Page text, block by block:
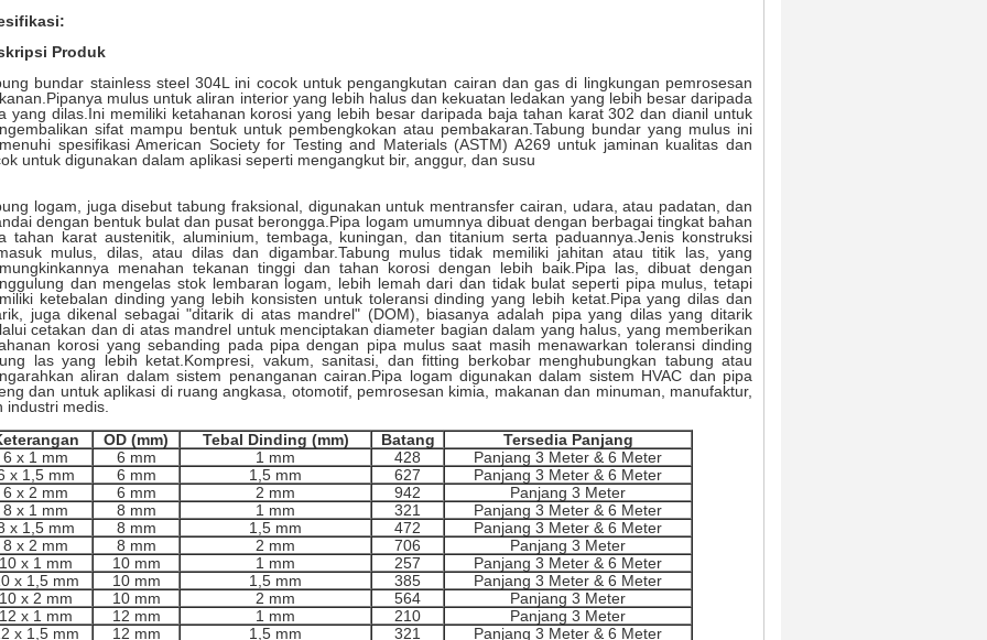
Produk
bundar stainless steel 304L ini cocok untuk pengangkutan cairan dan gas di lingkungan pemrosesan
mulus untuk aliran interior yang lebih halus dan kekuatan ledakan yang lebih besar daripada
yang dilas.Ini memiliki ketahanan korosi yang lebih besar daripada baja tahan karat 302 dan dianil untuk
sifat mampu bentuk untuk pembengkokan atau pembakaran.Tabung bundar yang mulus ini
spesifikasi American Society for Testing and Materials (ASTM) A269 untuk jaminan kualitas dan
untuk digunakan dalam aplikasi seperti mengangkut bir, anggur, dan susu
logam, juga disebut tabung fraksional, digunakan untuk mentransfer cairan, udara, atau padatan, dan
dengan bentuk bulat dan pusat berongga.Pipa logam umumnya dibuat dengan berbagai tingkat bahan
tahan karat austenitik, aluminium, tembaga, kuningan, dan titanium serta paduannya.Jenis konstruksi
mulus, dilas, atau dilas dan digambar.Tabung mulus tidak memiliki jahitan atau titik las, yang
menahan tekanan tinggi dan tahan korosi dengan lebih baik.Pipa las, dibuat dengan
dan mengelas stok lembaran logam, lebih lemah dari dan tidak bulat seperti pipa mulus, tetapi
ketebalan dinding yang lebih konsisten untuk toleransi dinding yang lebih ketat.Pipa yang dilas dan
juga dikenal sebagai "ditarik di atas mandrel" (DOM), biasanya adalah pipa yang dilas yang ditarik
cetakan dan di atas mandrel untuk menciptakan diameter bagian dalam yang halus, yang memberikan
korosi yang sebanding pada pipa dengan pipa mulus saat masih menawarkan toleransi dinding
las yang lebih ketat.Kompresi, vakum, sanitasi, dan fitting berkobar menghubungkan tabung atau
aliran dalam sistem penanganan cairan.Pipa logam digunakan dalam sistem HVAC dan pipa
dan untuk aplikasi di ruang angkasa, otomotif, pemrosesan kimia, makanan dan minuman, manufaktur,
industri medis.
OD (mm) Tebal Dinding (mm) Batang
Tersedia Panjang
6 x 1 mm
6 mm 1 mm 428
Panjang 3 Meter & 6 Meter
x 1,5 mm
6 mm 1,5 mm 627
Panjang 3 Meter & 6 Meter
6 x 2 mm
6 mm 2 mm 942
Panjang 3 Meter
8 x 1 mm
8 mm 1 mm 321
Panjang 3 Meter & 6 Meter
x 1,5 mm
8 mm 1,5 mm 472
Panjang 3 Meter & 6 Meter
8 x 2 mm
8 mm 2 mm 706
Panjang 3 Meter
x 1 mm
10 mm 1 mm 257
Panjang 3 Meter & 6 Meter
x 1,5 mm
10 mm 1,5 mm 385
Panjang 3 Meter & 6 Meter
x 2 mm
10 mm 2 mm 564
Panjang 3 Meter
x 1 mm
12 mm 1 mm 210
Panjang 3 Meter
x 1,5 mm
12 mm 1,5 mm 321
Panjang 3 Meter & 6 Meter